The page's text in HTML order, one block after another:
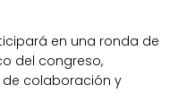
en una ronda de
del congreso,
colaboración y